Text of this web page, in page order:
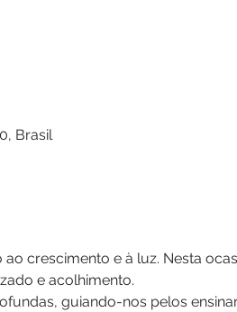
Brasil
crescimento e à luz. Nesta
e acolhimento.
guiando-nos pelos